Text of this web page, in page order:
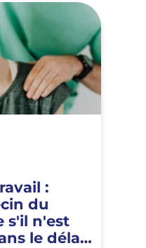
:
du
s'il n'est
le délai